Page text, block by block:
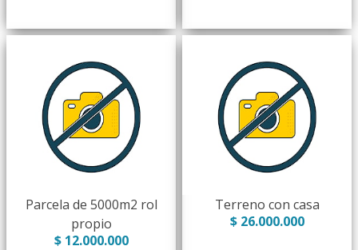
Parcela de 5000m2 rol
propio
$ 12.000.000
Terreno con casa
$ 26.000.000